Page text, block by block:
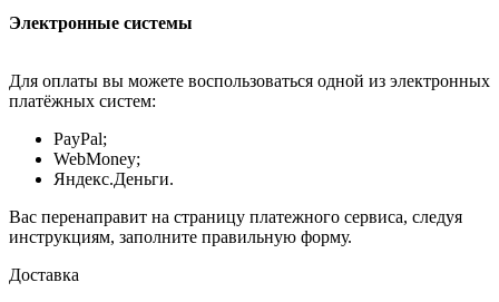
Электронные системы
Для оплаты вы можете воспользоваться одной из электронных
платёжных систем:
PayPal;
WebMoney;
Яндекс.Деньги.
Вас перенаправит на страницу платежного сервиса, следуя
инструкциям, заполните правильную форму.
Доставка